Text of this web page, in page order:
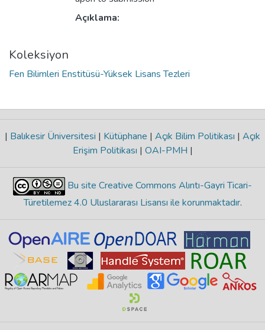
Açıklama:
Koleksiyon
Fen Bilimleri Enstitüsü-Yüksek Lisans Tezleri
| Balıkesir Üniversitesi | Kütüphane | Açık Bilim Politikası | Açık
Erişim Politikası | OAI-PMH |
Bu site Creative Commons Alıntı-Gayri Ticari-
Türetilemez 4.0 Uluslararası Lisansı ile korunmaktadır.